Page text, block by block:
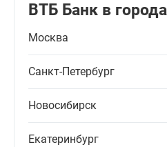
ВТБ Банк в
Москва
Санкт-Петербург
Новосибирск
Екатеринбург